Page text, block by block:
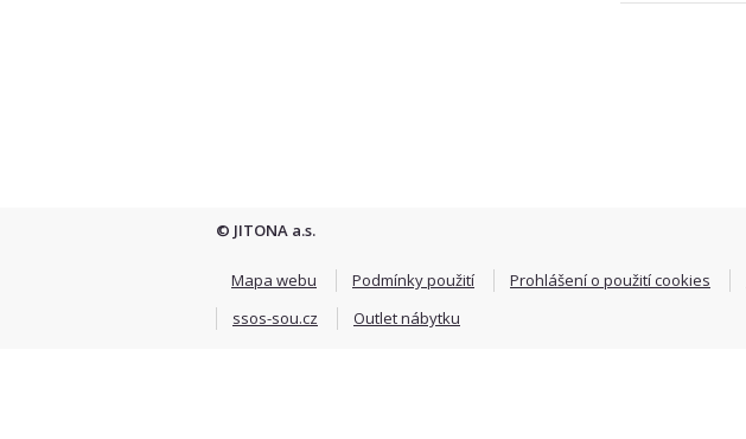
© JITONA a.s.
Mapa webu Podmínky použití Prohlášení o použití cookies
ssos-sou.cz
Outlet nábytku